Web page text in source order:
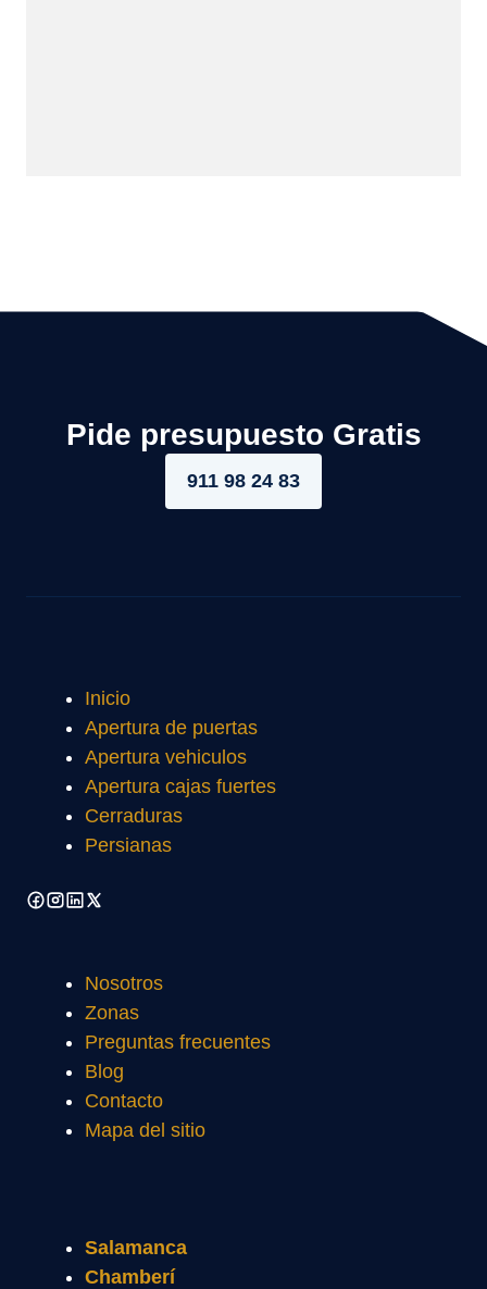
Pide presupuesto Gratis
911 98 24 83
Inicio
Apertura de puertas
Apertura vehiculos
Apertura cajas fuertes
Cerraduras
Persianas
Nosotros
Zonas
Preguntas frecuentes
Blog
Contacto
Mapa del sitio
Salamanca
Chamberí